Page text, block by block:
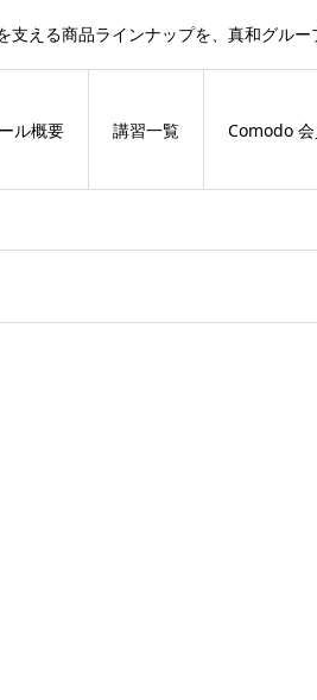
える商品ラインナップを、真和グルー
ル概要 講習一覧 Comodo